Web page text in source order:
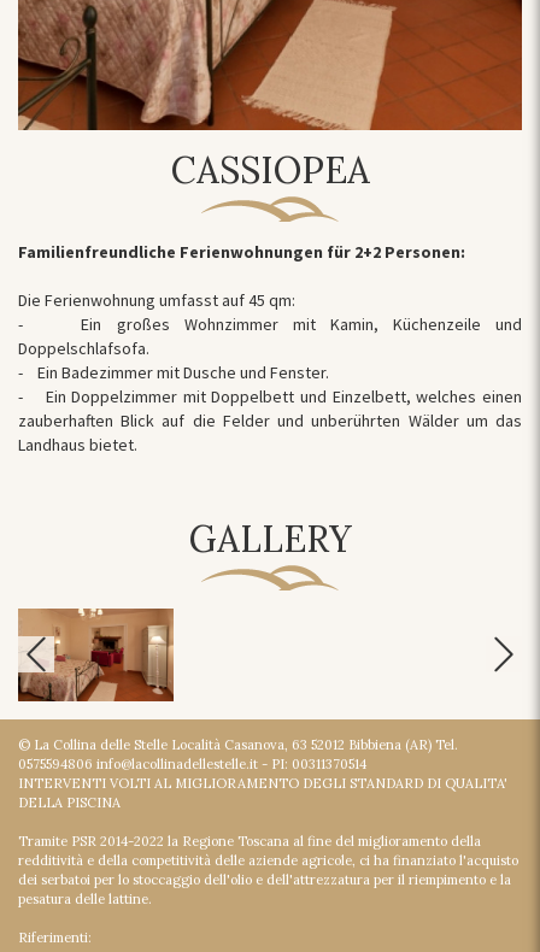
CASSIOPEA
Familienfreundliche Ferienwohnungen für 2+2 Personen:
Die Ferienwohnung umfasst auf 45 qm:
- Ein großes Wohnzimmer mit Kamin, Küchenzeile und
Doppelschlafsofa.
- Ein Badezimmer mit Dusche und Fenster.
- Ein Doppelzimmer mit Doppelbett und Einzelbett, welches einen
zauberhaften Blick auf die Felder und unberührten Wälder um das
Landhaus bietet.
GALLERY
© La Collina delle Stelle Località Casanova, 63 52012 Bibbiena (AR) Tel.
0575594806 info@lacollinadellestelle.it - PI: 00311370514
INTERVENTI VOLTI AL MIGLIORAMENTO DEGLI STANDARD DI QUALITA'
DELLA PISCINA
Tramite PSR 2014-2022 la Regione Toscana al fine del miglioramento della
redditività e della competitività delle aziende agricole, ci ha finanziato l'acquisto
dei serbatoi per lo stoccaggio dell'olio e dell'attrezzatura per il riempimento e la
pesatura delle lattine.
Riferimenti: